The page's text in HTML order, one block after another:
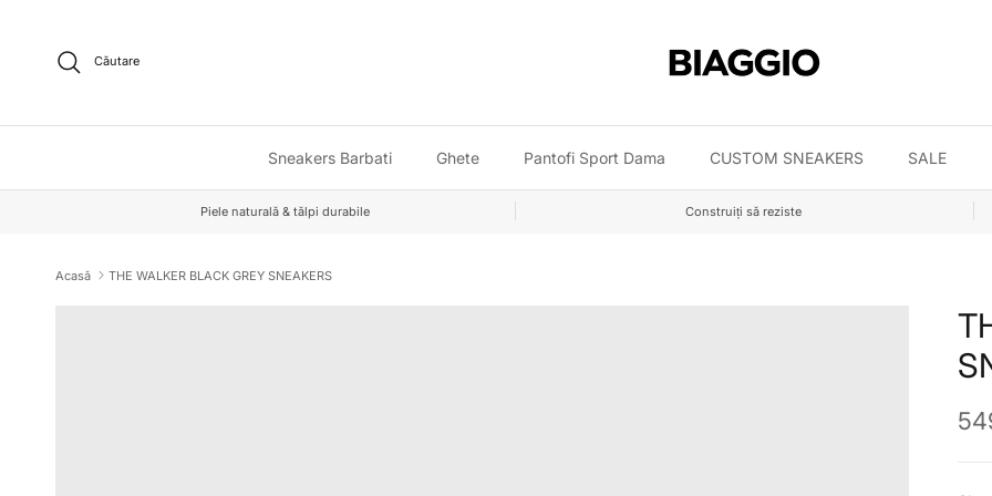
Căutare
Sneakers Barbati Ghete Pantofi Sport Dama CUSTOM SNEAKERS SALE
Piele naturală & tălpi durabile Construiți să reziste
Acasă THE WALKER BLACK GREY SNEAKERS